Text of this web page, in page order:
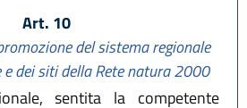
Art. 10
del sistema regionale
dei siti della Rete natura 2000
sentita la competente